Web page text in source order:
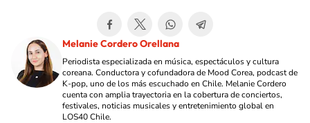
Melanie Cordero Orellana
Periodista especializada en música, espectáculos y cultura
coreana. Conductora y cofundadora de Mood Corea, podcast de
K-pop, uno de los más escuchado en Chile. Melanie Cordero
cuenta con amplia trayectoria en la cobertura de conciertos,
festivales, noticias musicales y entretenimiento global en
LOS40 Chile.